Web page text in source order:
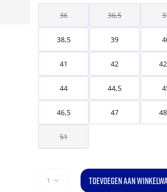
36 36,5
38,5 39
41 42
44 44,5
46,5 47
51
1 TOEVOEGEN AAN